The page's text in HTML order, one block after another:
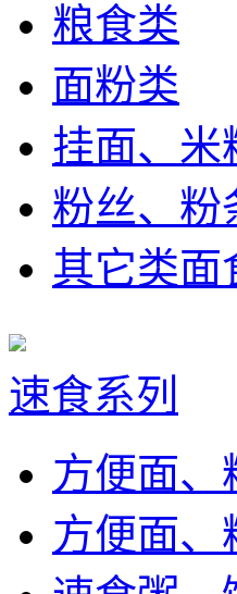
粮食类
面粉类
挂面、米
粉丝、粉
其它类面
速食系列
方便面、
方便面、